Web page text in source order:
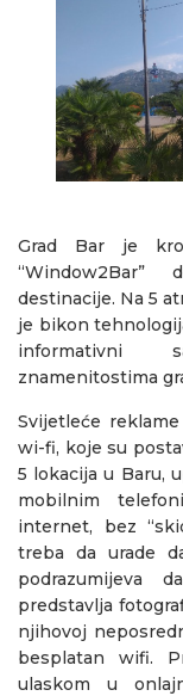
Grad Bar je
destinacije. Na 5
je bikon
informativni
znamenitostima
Svijetleće
wi-fi, koje su
5 lokacija u Baru,
mobilnim
internet, bez
treba da urade
podrazumijeva
predstavlja
njihovoj
besplatan wifi.
ulaskom u